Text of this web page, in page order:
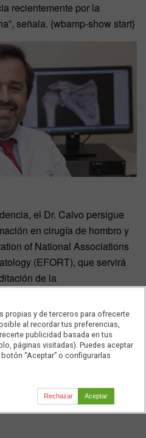
recientemente por la
señala. {wbamp-show start}
el Dr. Calvo persigue
en cirugía de hombro y
of National Associations
(EFORT), que servirá
de la
Europea, incorporar a los
residentes-, ordenar
afines (fisioterapeutas,
y desarrollar herramientas
la formación en cirugía de
en Europa y
propias y de terceros para ofrecerte
al recordar tus preferencias,
publicidad basada en tus
páginas visitadas). Puedes aceptar
“Aceptar” o configurarlas
Rechazar Aceptar